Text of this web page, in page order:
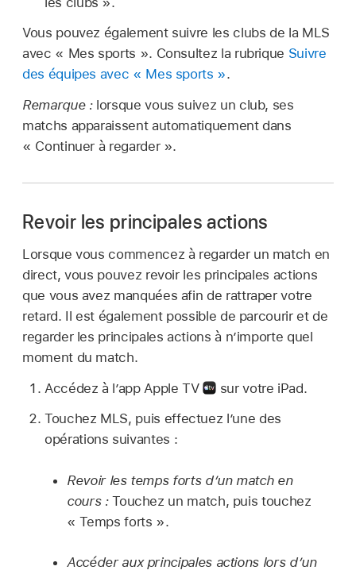
Vous pouvez également suivre les clubs de la MLS
avec « Mes sports ». Consultez la rubrique Suivre
des équipes avec « Mes sports ».
Remarque : lorsque vous suivez un club, ses
matchs apparaissent automatiquement dans
« Continuer à regarder ».
Revoir les principales actions
Lorsque vous commencez à regarder un match en
direct, vous pouvez revoir les principales actions
que vous avez manquées afin de rattraper votre
retard. Il est également possible de parcourir et de
regarder les principales actions à n’importe quel
moment du match.
Accédez à l’app Apple TV
sur votre iPad.
Touchez MLS, puis effectuez l’une des
opérations suivantes :
Revoir les temps forts d’un match en
cours :Touchez un match, puis touchez
« Temps forts ».
Accéder aux principales actions lors d’un